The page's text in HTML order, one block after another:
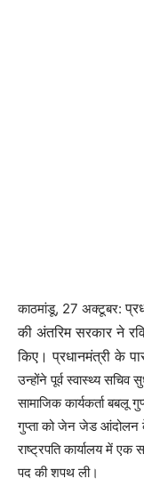
काठमांडू, 27 अक्टूबर:
की अंतरिम सरकार ने
किए। प्रधानमंत्री के
उन्होंने पूर्व स्वास्थ्य
सामाजिक कार्यकर्ता बबलू
गुप्ता को जेन जेड आंदोलन
राष्ट्रपति कार्यालय में एक
पद की शपथ ली।